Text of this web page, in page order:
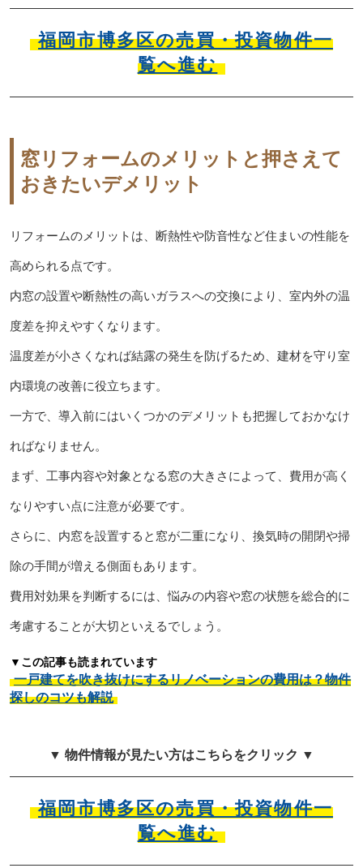
福岡市博多区の売買・投資物件一
覧へ進む
窓リフォームのメリットと押さえて
おきたいデメリット
リフォームのメリットは、断熱性や防音性など住まいの性能を
高められる点です。
内窓の設置や断熱性の高いガラスへの交換により、室内外の温
度差を抑えやすくなります。
温度差が小さくなれば結露の発生を防げるため、建材を守り室
内環境の改善に役立ちます。
一方で、導入前にはいくつかのデメリットも把握しておかなけ
ればなりません。
まず、工事内容や対象となる窓の大きさによって、費用が高く
なりやすい点に注意が必要です。
さらに、内窓を設置すると窓が二重になり、換気時の開閉や掃
除の手間が増える側面もあります。
費用対効果を判断するには、悩みの内容や窓の状態を総合的に
考慮することが大切といえるでしょう。
▼この記事も読まれています
一戸建てを吹き抜けにするリノベーションの費用は？物件
探しのコツも解説
▼ 物件情報が見たい方はこちらをクリック ▼
福岡市博多区の売買・投資物件一
覧へ進む